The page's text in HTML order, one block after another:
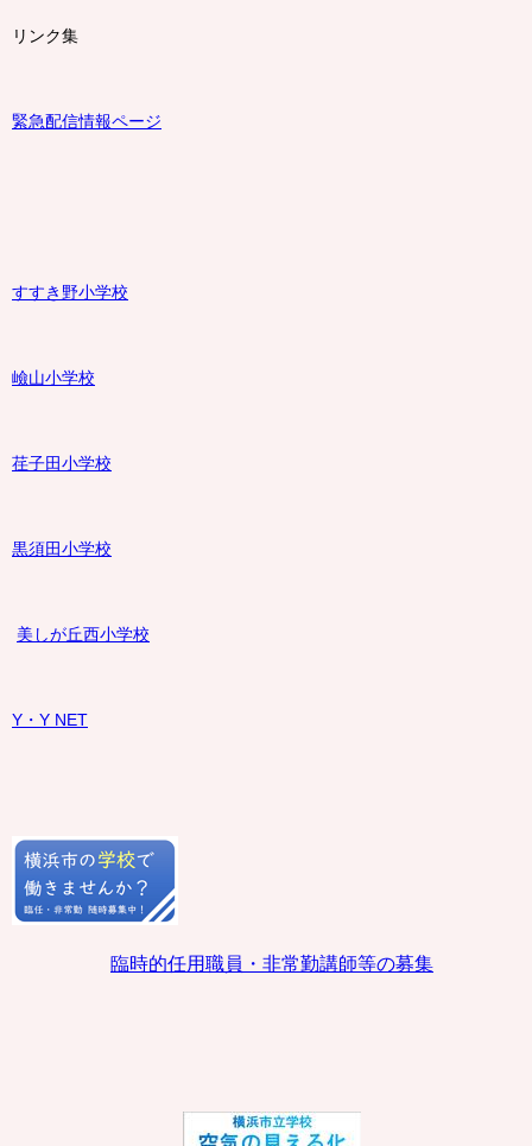
リンク集
緊急配信情報ページ
すすき野小学校
嶮山小学校
荏子田小学校
黒須田小学校
美しが丘西小学校
Y・Y NET
臨時的任用職員・非常勤講師等の募集